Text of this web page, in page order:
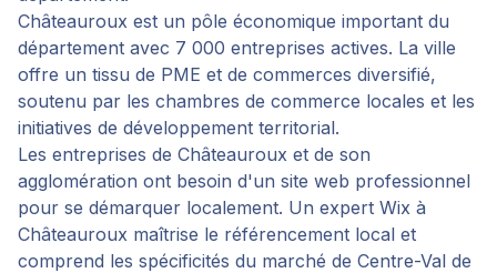
Châteauroux est un pôle économique important du
département avec 7 000 entreprises actives. La ville
offre un tissu de PME et de commerces diversifié,
soutenu par les chambres de commerce locales et les
initiatives de développement territorial.
Les entreprises de Châteauroux et de son
agglomération ont besoin d'un site web professionnel
pour se démarquer localement. Un expert Wix à
Châteauroux maîtrise le référencement local et
comprend les spécificités du marché de Centre-Val de